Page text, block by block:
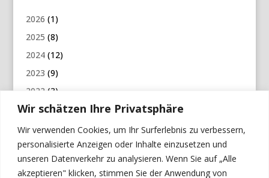
Wir schätzen Ihre Privatsphäre
Wir verwenden Cookies, um Ihr Surferlebnis zu verbessern,
personalisierte Anzeigen oder Inhalte einzusetzen und
unseren Datenverkehr zu analysieren. Wenn Sie auf „Alle
akzeptieren" klicken, stimmen Sie der Anwendung von
2026 (1)
2025 (8)
2024(12)
2023 (9)
2022 (3)
2021(5)
2020(6)
2019(12)
2018(7)